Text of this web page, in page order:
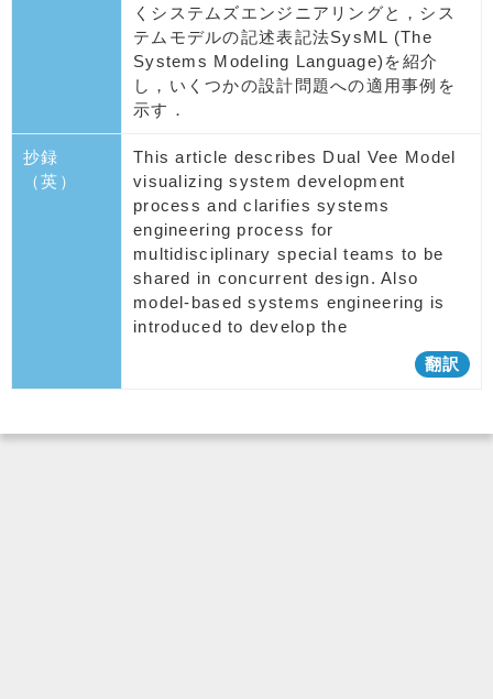
くシステムズエンジニアリングと，シス
テムモデルの記述表記法SysML (The
Systems Modeling Language)を紹介
し，いくつかの設計問題への適用事例を
示す．
抄録
（英）
This article describes Dual Vee Model
visualizing system development
process and clarifies systems
engineering process for
multidisciplinary special teams to be
shared in concurrent design. Also
model-based systems engineering is
introduced to develop the
翻訳